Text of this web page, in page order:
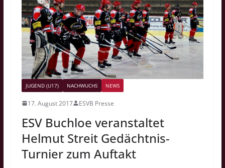
JUGEND (U17) NACHWUCHS NEWS
17. August 2017 ESVB Presse
ESV Buchloe veranstaltet
Helmut Streit Gedächtnis-
Turnier zum Auftakt